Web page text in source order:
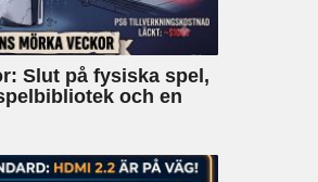
Slut på fysiska spel,
och en